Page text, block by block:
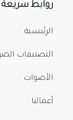
روابط سريعة
الرئيسية
التصنيفات
الأصوات
أعمالنا